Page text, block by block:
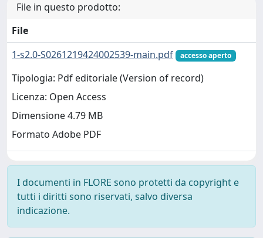
File in questo prodotto:
File
1-s2.0-S0261219424002539-main.pdf
accesso aperto
Tipologia: Pdf editoriale (Version of record)
Licenza: Open Access
Dimensione 4.79 MB
Formato Adobe PDF
I documenti in FLORE sono protetti da copyright e
tutti i diritti sono riservati, salvo diversa
indicazione.